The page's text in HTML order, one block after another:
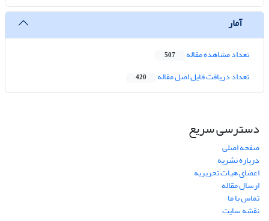
آمار
تعداد مشاهده مقاله 507
تعداد دریافت فایل اصل مقاله 420
دسترسی سریع
صفحه اصلی
درباره نشریه
اعضای هیات تحریریه
ارسال مقاله
تماس با ما
نقشه سایت